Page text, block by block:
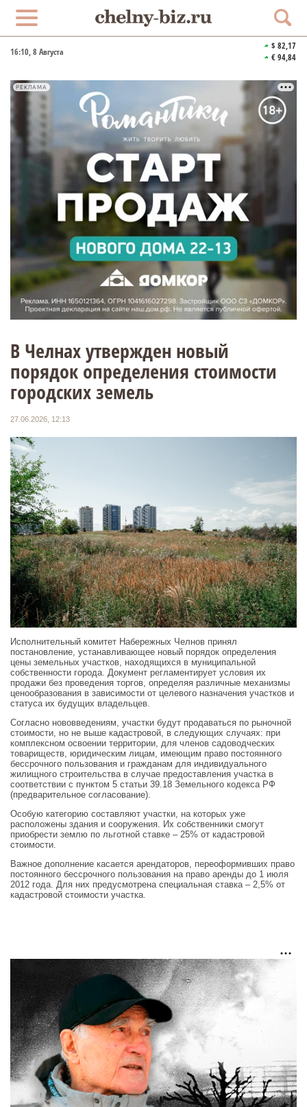
16:10, 8 Августа
$ 82,17
€ 94,84
РЕКЛАМА
В Челнах утвержден новый
порядок определения стоимости
городских земель
27.06.2026, 12:13
Исполнительный комитет Набережных Челнов принял
постановление, устанавливающее новый порядок определения
цены земельных участков, находящихся в муниципальной
собственности города. Документ регламентирует условия их
продажи без проведения торгов, определяя различные механизмы
ценообразования в зависимости от целевого назначения участков и
статуса их будущих владельцев.
Согласно нововведениям, участки будут продаваться по рыночной
стоимости, но не выше кадастровой, в следующих случаях: при
комплексном освоении территории, для членов садоводческих
товариществ, юридическим лицам, имеющим право постоянного
бессрочного пользования и гражданам для индивидуального
жилищного строительства в случае предоставления участка в
соответствии с пунктом 5 статьи 39.18 Земельного кодекса РФ
(предварительное согласование).
Особую категорию составляют участки, на которых уже
расположены здания и сооружения. Их собственники смогут
приобрести землю по льготной ставке – 25% от кадастровой
стоимости.
Важное дополнение касается арендаторов, переоформивших право
постоянного бессрочного пользования на право аренды до 1 июля
2012 года. Для них предусмотрена специальная ставка – 2,5% от
кадастровой стоимости участка.